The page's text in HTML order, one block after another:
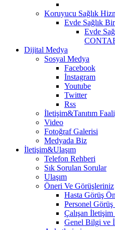
Koruyucu Sağlık
Evde Sağlık
Evde
Dijital Medya
Sosyal Medya
Facebook
İnstagram
Youtube
Twitter
Rss
İletişim&Tanıtım
Video
Fotoğraf Galerisi
Medyada Biz
İletişim&Ulaşım
Telefon Rehberi
Sık Sorulan Sorular
Ulaşım
Öneri Ve Görüşleriniz
Hasta Görüş
Personel
Çalışan
Genel Bilgi ve